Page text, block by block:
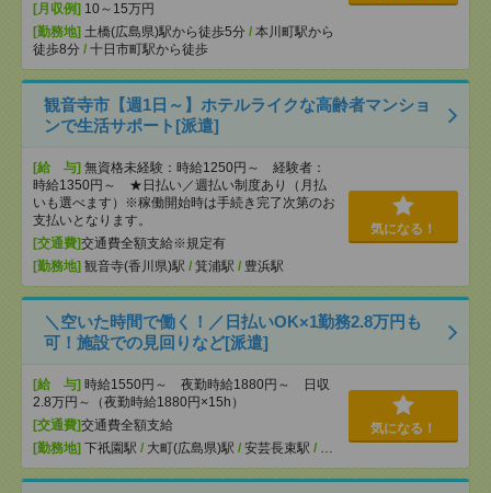
[月収例] 10～15万円
[勤務地] 土橋(広島県)駅から徒歩5分 / 本川町駅から
徒歩8分 / 十日市町駅から徒歩
観音寺市【週1日～】ホテルライクな高齢者マンショ
ンで生活サポート[派遣]
[給 与] 無資格未経験：時給1250円～ 経験者：
時給1350円～ ★日払い／週払い制度あり（月払
いも選べます）※稼働開始時は手続き完了次第のお
支払いとなります。
[交通費]交通費全額支給※規定有
[勤務地] 観音寺(香川県)駅 / 箕浦駅 / 豊浜駅
気になる！
＼空いた時間で働く！／日払いOK×1勤務2.8万円も
可！施設での見回りなど[派遣]
[給 与] 時給1550円～ 夜勤時給1880円～ 日収
2.8万円～（夜勤時給1880円×15h）
[交通費]交通費全額支給
[勤務地] 下祇園駅 / 大町(広島県)駅 / 安芸長束駅 / …
気になる！